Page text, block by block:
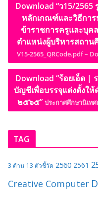
Download “ว15/
หลักเกณฑ์และวิธีการ
ข้าราชการครูและบุค
ตำแหน่งผู้บริหารสถาน
V15-2565_QRCode.pdf –
Download “ร้อยเอ็ด |
บัญชีเพื่อบรรจุแต่งตั้งใ
๒๕๖๕” ประกาศศึกษานิเท
TAG
3 ด้าน 13 ตัวชี้วัด 2560 2561
Creative Computer